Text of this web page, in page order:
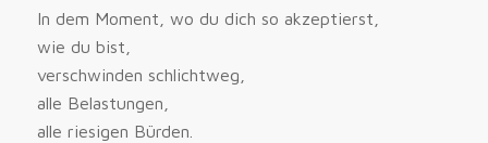
In dem Moment, wo du dich so akzeptierst,
wie du bist,
verschwinden schlichtweg,
alle Belastungen,
alle riesigen Bürden.